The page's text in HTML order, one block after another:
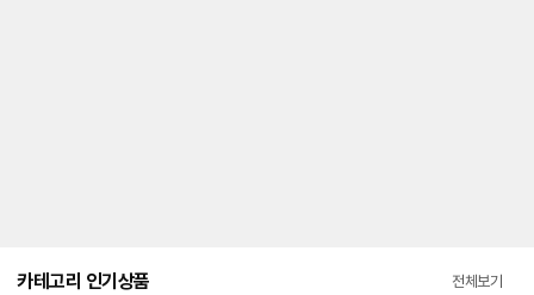
카테고리 인기상품 전체보기